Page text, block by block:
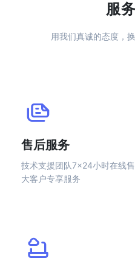
服
用我们真诚的态度，
售后服务
技术支援团队7×24小时在线
大客户专享服务